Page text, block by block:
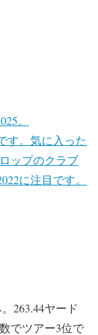
。
す。気に入った
ップのクラブ
に注目です。
263.44ヤード
でツアー3位で